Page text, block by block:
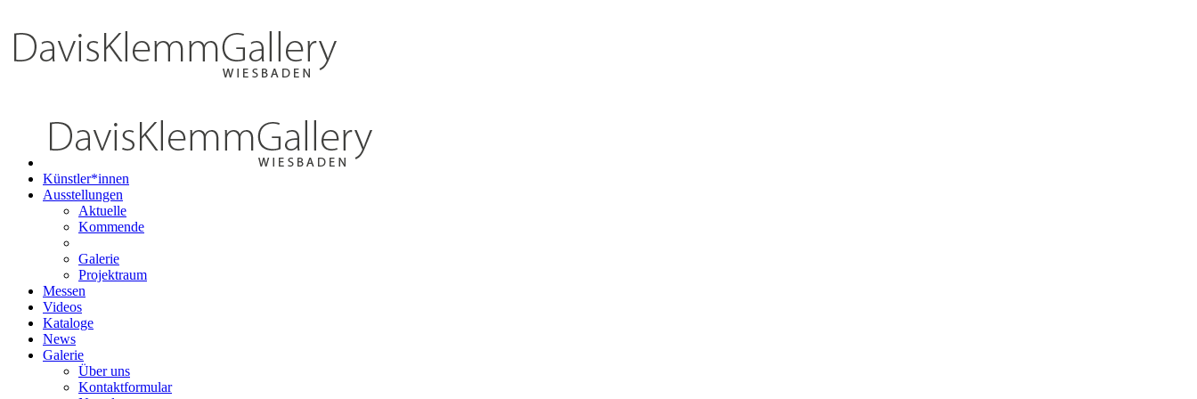
Künstler*innen
Ausstellungen
Aktuelle
Kommende
Galerie
Projektraum
Messen
Videos
Kataloge
News
Galerie
Über uns
Kontaktformular